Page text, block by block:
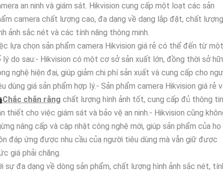
an ninh và giám sát. Hikvision cung cấp một loạt các sản
camera chất lượng cao, đa dạng về dạng lắp đặt, chất lượng
ảnh sắc nét và các tính năng thông minh.
lựa chọn sản phẩm camera Hikvision giá rẻ có thể đến từ một
lý do sau:- Hikvision có một cơ sở sản xuất lớn, đồng thời sở
nghệ hiện đại, giúp giảm chi phí sản xuất và cung cấp cho
dùng giá sản phẩm hợp lý.- Sản phẩm camera Hikvision giá rẻ
Chắc chắn rằng chất lượng hình ảnh tốt, cung cấp đủ thông tin
thiết cho việc giám sát và bảo vệ an ninh.- Hikvision cũng
nâng cấp và cập nhật công nghệ mới, giúp sản phẩm của họ
đáp ứng được nhu cầu của người tiêu dùng mà vẫn giữ được
giá phải chăng.
sự đa dạng về dòng sản phẩm, chất lượng hình ảnh sắc nét,